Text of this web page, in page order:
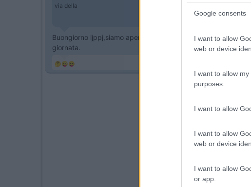
Google consents
I want to allow
web or device
I want to allow
purposes.
I want to allow
I want to allow
web or device
I want to allow
or app.
via della
Buongiorno ljppj,siamo aperti a tutti i marchi ...intanto
giornata.
🤔😜😝